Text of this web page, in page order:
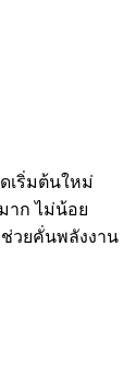
เริ่มต้นใหม่
าก ไม่น้อย
วยคั่นพลังงาน